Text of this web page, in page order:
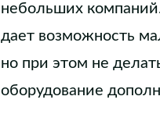
небольших
дает возможность
но при этом не
оборудование